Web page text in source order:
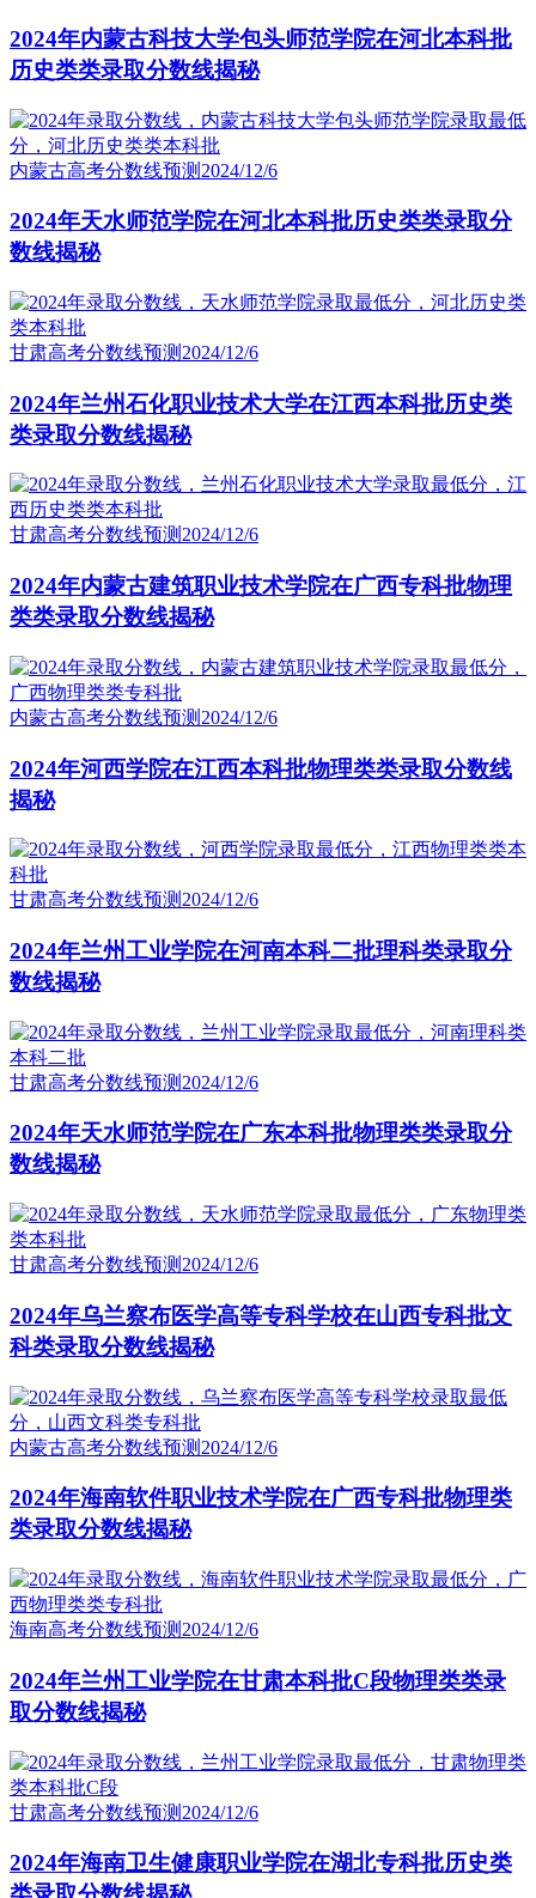
2024年内蒙古科技大学包头师范学院在河北本科批
历史类类录取分数线揭秘
内蒙古高考分数线预测 2024/12/6
2024年天水师范学院在河北本科批历史类类录取分
数线揭秘
甘肃高考分数线预测 2024/12/6
2024年兰州石化职业技术大学在江西本科批历史类
类录取分数线揭秘
甘肃高考分数线预测2024/12/6
2024年内蒙古建筑职业技术学院在广西专科批物理
类类录取分数线揭秘
内蒙古高考分数线预测 2024/12/6
2024年河西学院在江西本科批物理类类录取分数线
揭秘
甘肃高考分数线预测 2024/12/6
2024年兰州工业学院在河南本科二批理科类录取分
数线揭秘
甘肃高考分数线预测 2024/12/6
2024年天水师范学院在广东本科批物理类类录取分
数线揭秘
甘肃高考分数线预测 2024/12/6
2024年乌兰察布医学高等专科学校在山西专科批文
科类录取分数线揭秘
内蒙古高考分数线预测 2024/12/6
2024年海南软件职业技术学院在广西专科批物理类
类录取分数线揭秘
海南高考分数线预测 2024/12/6
2024年兰州工业学院在甘肃本科批C段物理类类录
取分数线揭秘
甘肃高考分数线预测 2024/12/6
2024年海南卫生健康职业学院在湖北专科批历史类